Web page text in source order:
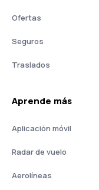
Ofertas
Seguros
Traslados
Aprende más
Aplicación móvil
Radar de vuelo
Aerolíneas